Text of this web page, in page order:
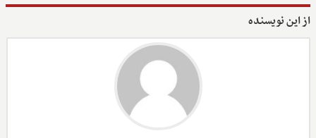
از این نویسنده